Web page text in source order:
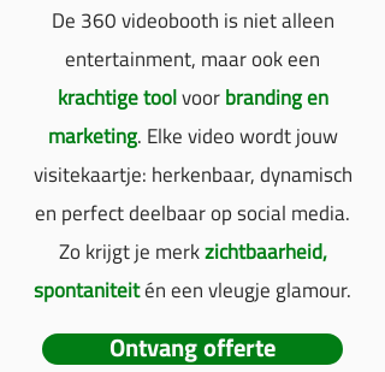
De 360 videobooth is niet alleen
entertainment, maar ook een
krachtige toolvoorbranding en
marketing. Elke video wordt jouw
visitekaartje: herkenbaar, dynamisch
en perfect deelbaar op social media.
Zo krijgt je merkzichtbaarheid,
spontaniteitén een vleugje glamour.
Ontvang offerte